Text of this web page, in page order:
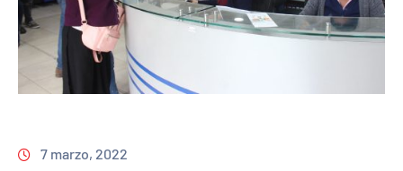
7 marzo, 2022